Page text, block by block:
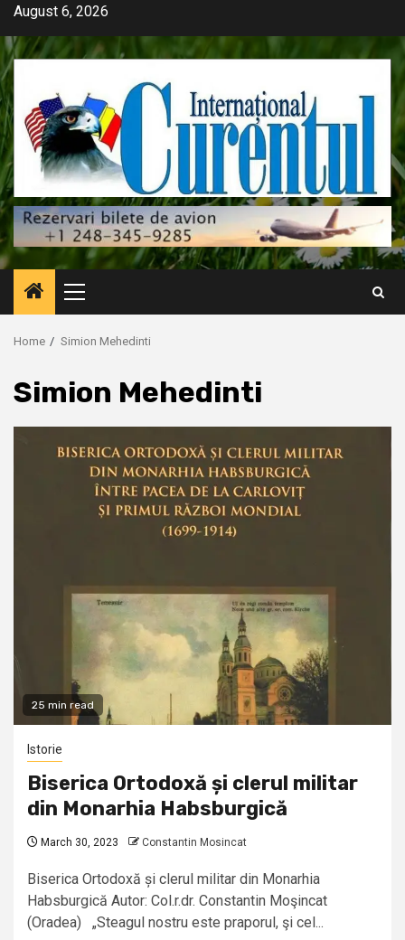
Skip
content
August 6, 2026
Primary
Menu
Home Simion Mehedinti
Simion Mehedinti
25 min read
Istorie
Biserica Ortodoxă și clerul militar
din Monarhia Habsburgică
March 30, 2023 Constantin Mosincat
Biserica Ortodoxă și clerul militar din Monarhia
Habsburgică Autor: Col.r.dr. Constantin Moşincat
(Oradea) „Steagul nostru este praporul, şi cel...